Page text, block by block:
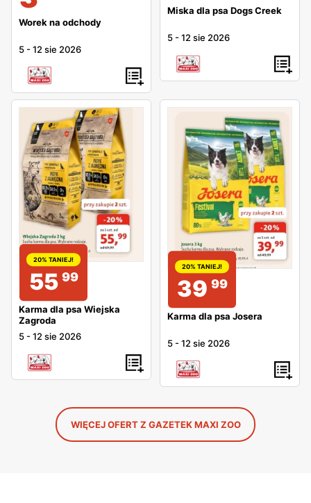
Worek na odchody
5 -12 sie 2026
Miska dla psa Dogs Creek
5 -12 sie 2026
20% TANIEJ!
55 99
Karma dla psa Wiejska
Zagroda
5 -12 sie 2026
20% TANIEJ!
39 99
Karma dla psa Josera
5 -12 sie 2026
WIĘCEJ OFERT Z GAZETEK MAXI ZOO